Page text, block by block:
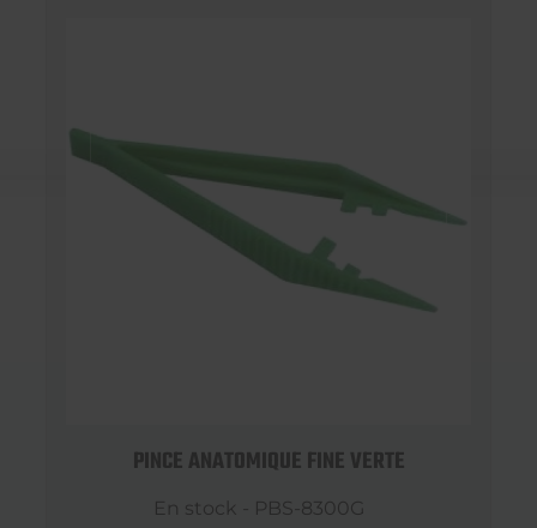
PINCE ANATOMIQUE FINE VERTE
En stock - PBS-8300G